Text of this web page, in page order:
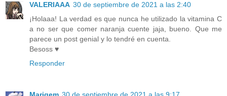
VALERIAAA 30 de septiembre de 2021 a las 2:40
¡Holaaa! La verdad es que nunca he utilizado la vitamina C
a no ser que comer naranja cuente jaja, bueno. Que me
parece un post genial y lo tendré en cuenta.
Besoss ♥
Responder